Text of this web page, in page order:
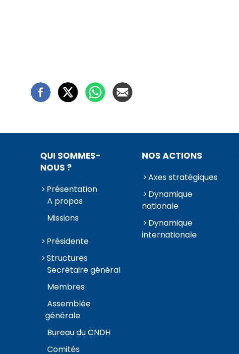
QUI SOMMES-
NOUS ?
Présentation
A propos
Missions
Présidente
Structures
Secrétaire général
Membres
Assemblée
générale
Bureau du CNDH
Comités
NOS ACTIONS
Axes stratégiques
Dynamique
nationale
Dynamique
internationale